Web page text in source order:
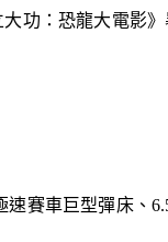
賽車巨型彈床、
功：恐龍大電影